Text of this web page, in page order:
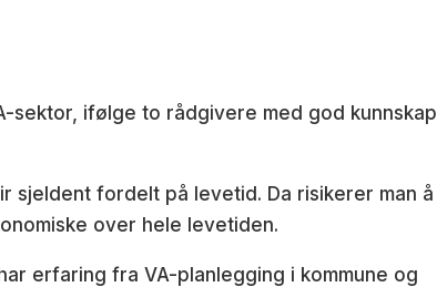
sektor, ifølge to rådgivere med god kunnskap
sjeldent fordelt på levetid. Da risikerer man å
over hele levetiden.
erfaring fra VA-planlegging i kommune og